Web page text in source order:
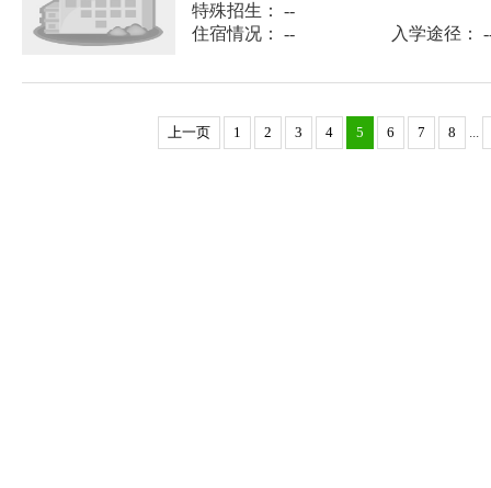
特殊招生： --
住宿情况： --
入学途径：
上一页 1 2 3 4 5 6 7 8 ...